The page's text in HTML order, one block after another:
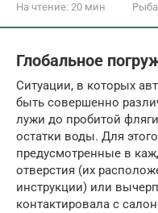
На чтение: 20 мин
Глобальное
Ситуации, в которых
быть совершенно
лужи до пробитой
остатки воды. Для
предусмотренные в
отверстия (их
инструкции) или
контактировала с